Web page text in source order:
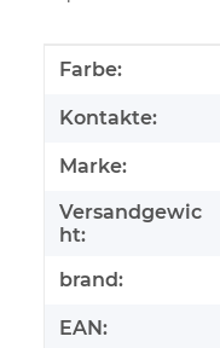
Wert
Farbe:
Kontakte:
Marke:
Versandgewic
ht:
brand:
EAN: